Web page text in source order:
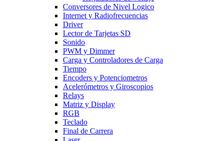
Conversores de Nivel Logico
Internet y Radiofrecuencias
Driver
Lector de Tarjetas SD
Sonido
PWM y Dimmer
Carga y Controladores de Carga
Tiempo
Encoders y Potenciometros
Acelerómetros y Giroscopios
Relays
Matriz y Display
RGB
Teclado
Final de Carrera